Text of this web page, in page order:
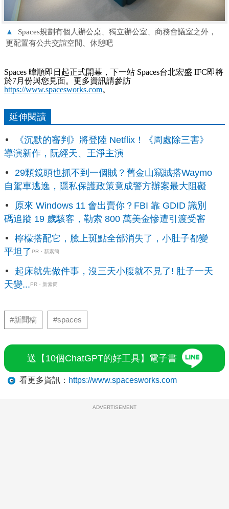
▲
Spaces規劃有個人辦公桌、獨立辦公室、商務會議室之外，
更配置有公共交誼空間、休憩吧
Spaces 暐順即日起正式開幕，下一站 Spaces台北宏盛 IFC即將
於7月 份與您見面。更多資訊請參訪
https://www.spacesworks.com。
延伸閱讀
《沉默的審判》將登陸 Netflix！《周處除三害》
導演新作，阮經天、王淨主演
29顆鏡頭也抓不到一個賊？舊金山竊賊搭Waymo
自駕車逃逸，隱私保護政策竟成警方辦案最大阻礙
原來 Windows 11 會出賣你？FBI 靠 GDID 識別
碼追蹤 19 歲駭客，勒索 800 萬美金慘遭引渡受審
檸檬搭配它，臉上斑點全部消失了，小肚子都變
平坦了 PR・新素簡
起床就先做件事，沒三天小腹就不見了! 肚子一天
天變... PR・新素簡
#新聞稿 #spaces
送【10個ChatGPT的好工具】電子書
看更多資訊： https://www.spacesworks.com
ADVERTISEMENT